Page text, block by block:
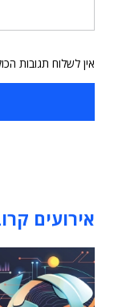
אין לשלוח תגובות
אירועים